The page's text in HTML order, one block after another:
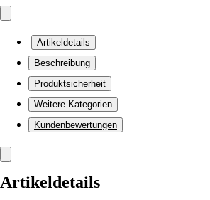
Artikeldetails
Beschreibung
Produktsicherheit
Weitere Kategorien
Kundenbewertungen
Artikeldetails